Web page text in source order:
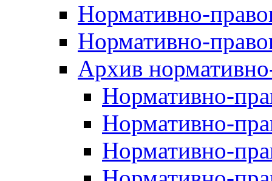
Нормативно-
Нормативно-
Архив
Нормативно-
Нормативно-
Нормативно-